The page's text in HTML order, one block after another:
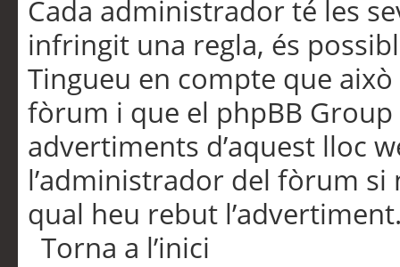
Cada administrador té les
infringit una regla, és
Tingueu en compte que
fòrum i que el phpBB
advertiments d’aquest lloc
l’administrador del fòrum
qual heu rebut
Torna a l’inici